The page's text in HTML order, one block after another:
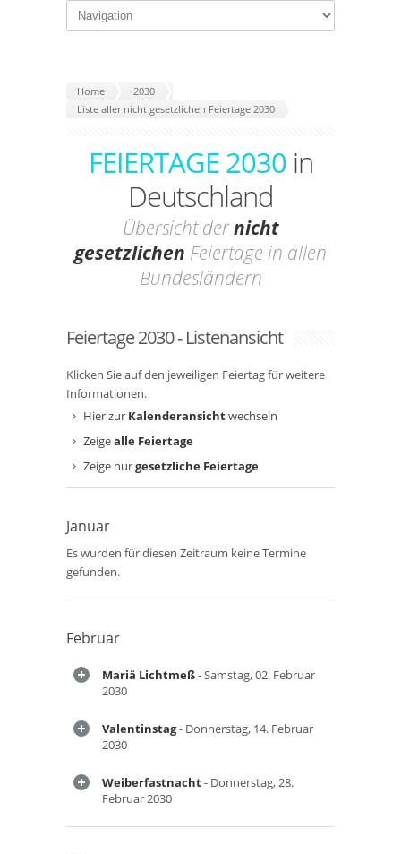
Home
2030
Liste aller nicht gesetzlichen Feiertage 2030
FEIERTAGE 2030in
Deutschland
Übersicht dernicht
gesetzlichen Feiertage in allen
Bundesländern
Feiertage 2030 - Listenansicht
Klicken Sie auf den jeweiligen Feiertag für weitere
Informationen.
Hier zur Kalenderansichtwechseln
Zeigealle Feiertage
Zeige nurgesetzliche Feiertage
Januar
Es wurden für diesen Zeitraum keine Termine
gefunden.
Februar
Mariä Lichtmeß- Samstag, 02. Februar
2030
Valentinstag- Donnerstag, 14. Februar
2030
Weiberfastnacht- Donnerstag, 28.
Februar 2030